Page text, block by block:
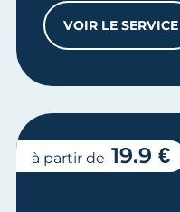
VOIR LE SERVICE
à partir de 19.9 €